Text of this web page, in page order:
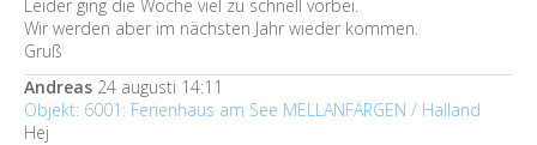
Leider ging die Woche viel zu schnell vorbei.
Wir werden aber im nächsten Jahr wieder kommen.
Gruß
Andreas 24 augusti 14:11
Objekt: 6001: Ferienhaus am See MELLANFÄRGEN / Halland
Hej